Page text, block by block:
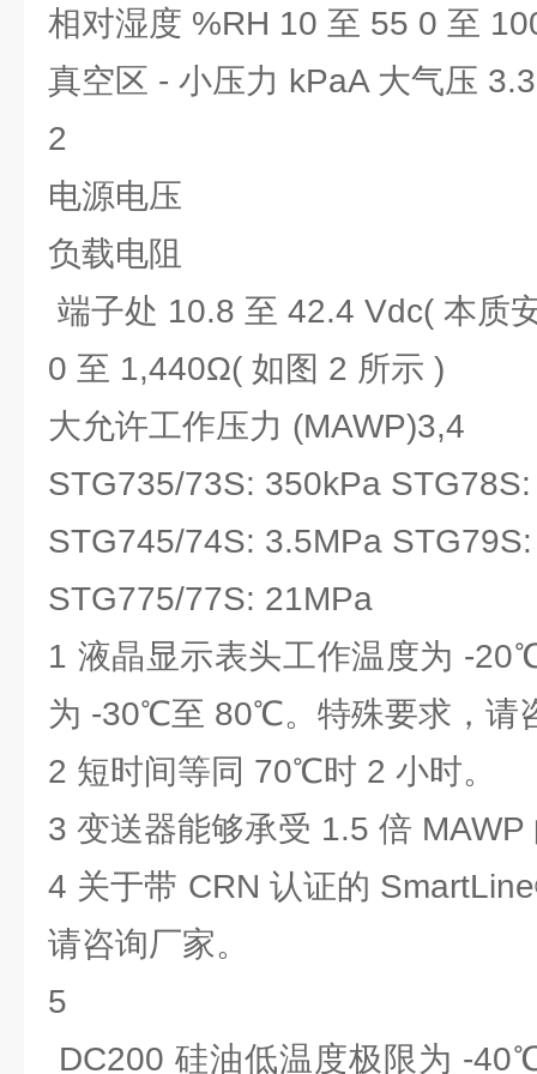
相对湿度 %RH 10 至 55 0 至
真空区 - 小压力 kPaA 大气压
2
电源电压
负载电阻
端子处 10.8 至 42.4 Vdc( 本质
0 至 1,440Ω( 如图 2 所示 )
大允许工作压力 (MAWP)3,4
STG735/73S: 350kPa
STG745/74S: 3.5MPa
STG775/77S: 21MPa
1 液晶显示表头工作温度为 -
为 -30℃至 80℃。特殊要求，请
2 短时间等同 70℃时 2 小时。
3 变送器能够承受 1.5 倍
4 关于带 CRN 认证的
请咨询厂家。
5
DC200 硅油低温度极限为 -